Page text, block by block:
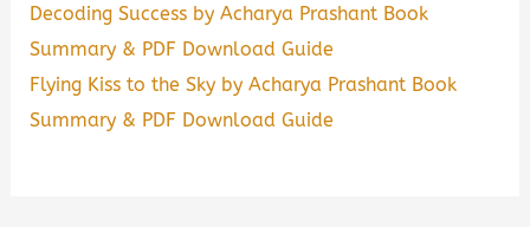
Decoding Success by Acharya Prashant Book
Summary & PDF Download Guide
Flying Kiss to the Sky by Acharya Prashant Book
Summary & PDF Download Guide